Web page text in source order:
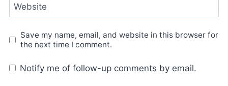
Website
Save my name, email, and website in this browser for
the next time I comment.
Notify me of follow-up comments by email.